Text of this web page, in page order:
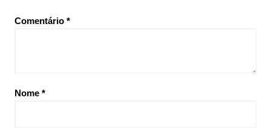
Comentário *
Nome *